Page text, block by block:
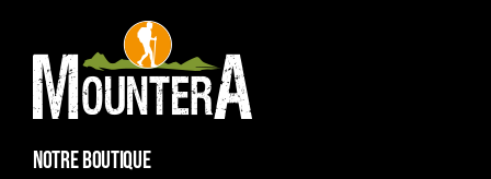
NOTRE BOUTIQUE